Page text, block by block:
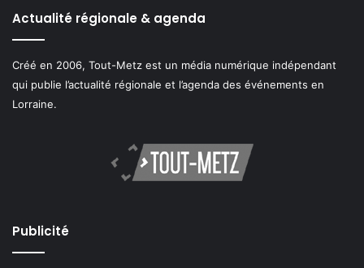
Actualité régionale & agenda
Créé en 2006, Tout-Metz est un média numérique indépendant
qui publie l’actualité régionale et l’agenda des événements en
Lorraine.
Publicité